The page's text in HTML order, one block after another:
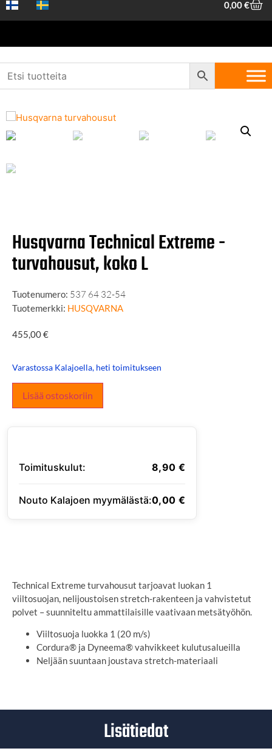
0,00€
Etusivu Työvaatteet ja -suojaimet
Metsurin asut ja
/ Husqvarna Technical Extreme -turvahousut, koko L
Husqvarna Technical Extreme -
turvahousut, koko L
Tuotenumero: 537 64 32-54
Tuotemerkki: HUSQVARNA
455,00€
Varastossa Kalajoella, heti toimitukseen
Lisää ostoskoriin
Toimituskulut: 8,90 €
Nouto Kalajoen myymälästä:0,00 €
Technical Extreme turvahousut tarjoavat luokan 1
viiltosuojan, nelijoustoisen stretch-rakenteen ja vahvistetut
polvet – suunniteltu ammattilaisille vaativaan metsätyöhön.
Viiltosuoja luokka 1 (20 m/s)
Cordura® ja Dyneema® vahvikkeet kulutusalueilla
Neljään suuntaan joustava stretch-materiaali
Lisätiedot